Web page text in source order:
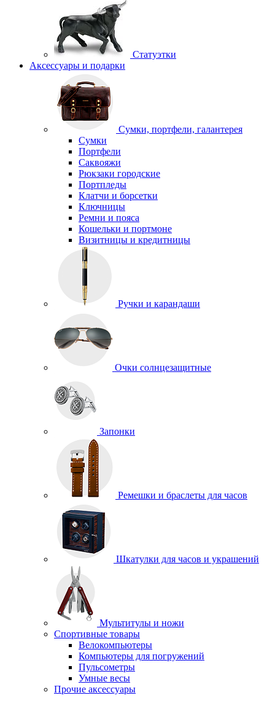
Статуэтки
Аксессуары и подарки
Сумки, портфели, галантерея
Сумки
Портфели
Саквояжи
Рюкзаки городские
Портпледы
Клатчи и борсетки
Ключницы
Ремни и пояса
Кошельки и портмоне
Визитницы и кредитницы
Ручки и карандаши
Очки солнцезащитные
Запонки
Ремешки и браслеты для часов
Шкатулки для часов и украшений
Мультитулы и ножи
Спортивные товары
Велокомпьютеры
Компьютеры для погружений
Пульсометры
Умные весы
Прочие аксессуары